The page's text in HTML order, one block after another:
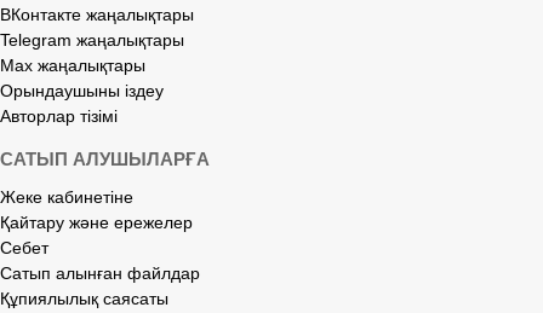
ВКонтакте жаңалықтары
Telegram жаңалықтары
Max жаңалықтары
Орындаушыны іздеу
Авторлар тізімі
САТЫП АЛУШЫЛАРҒА
Жеке кабинетіне
Қайтару және ережелер
Себет
Сатып алынған файлдар
Құпиялылық саясаты